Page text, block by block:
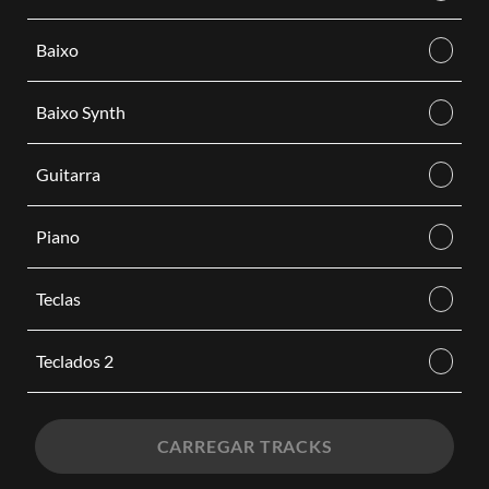
Baixo
Baixo Synth
Guitarra
Piano
Teclas
Teclados 2
CARREGAR TRACKS